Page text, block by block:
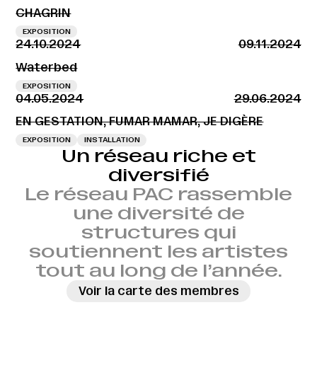
CHAGRIN
EXPOSITION
24.10.2024
09.11.2024
Waterbed
EXPOSITION
04.05.2024
29.06.2024
EN GESTATION, FUMAR MAMAR, JE DIGÈRE
EXPOSITION INSTALLATION
Un réseau riche et
diversifié
Le réseau PAC rassemble
une diversité de
structures qui
soutiennent les artistes
tout au long de l’année.
Voir la carte des membres